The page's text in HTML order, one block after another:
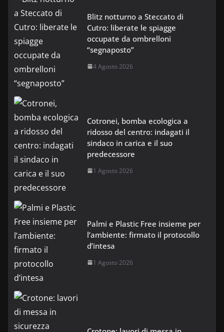
Blitz notturno a Steccato di
Cutro: liberate le spiagge
occupate da ombrelloni
“segnaposto”
4 Agosto 2026
Cotronei, bomba ecologica a
ridosso del centro: indagati il
sindaco in carica e il suo
predecessore
1 Agosto 2026
Palmi e Plastic Free insieme per
l’ambiente: firmato il protocollo
d’intesa
1 Agosto 2026